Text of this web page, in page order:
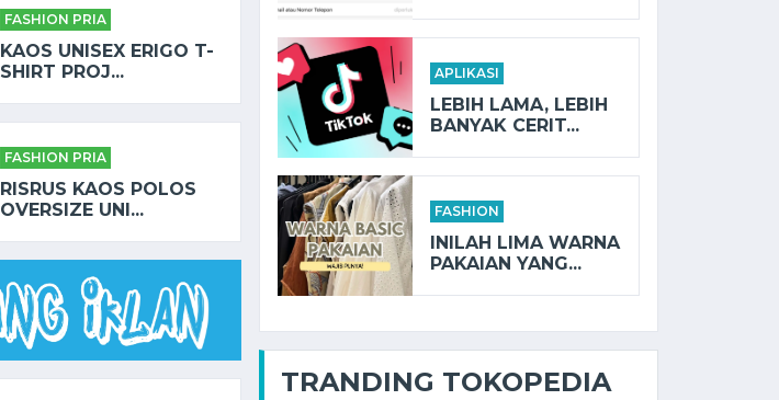
FASHION PRIA
KAOS UNISEX ERIGO T-
SHIRT PROJ...
FASHION PRIA
RISRUS KAOS POLOS
OVERSIZE UNI...
APLIKASI
LEBIH LAMA, LEBIH
BANYAK CERIT...
FASHION
INILAH LIMA WARNA
PAKAIAN YANG...
TRANDING TOKOPEDIA